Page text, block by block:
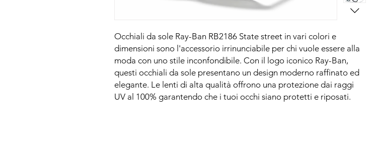
Occhiali da sole Ray-Ban RB2186 State street in vari colori e
dimensioni sono l'accessorio irrinunciabile per chi vuole essere alla
moda con uno stile inconfondibile. Con il logo iconico Ray-Ban,
questi occhiali da sole presentano un design moderno raffinato ed
elegante. Le lenti di alta qualità offrono una protezione dai raggi
UV al 100% garantendo che i tuoi occhi siano protetti e riposati.